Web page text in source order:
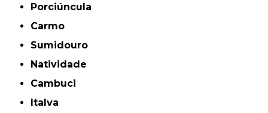
Porciúncula
Carmo
Sumidouro
Natividade
Cambuci
Italva